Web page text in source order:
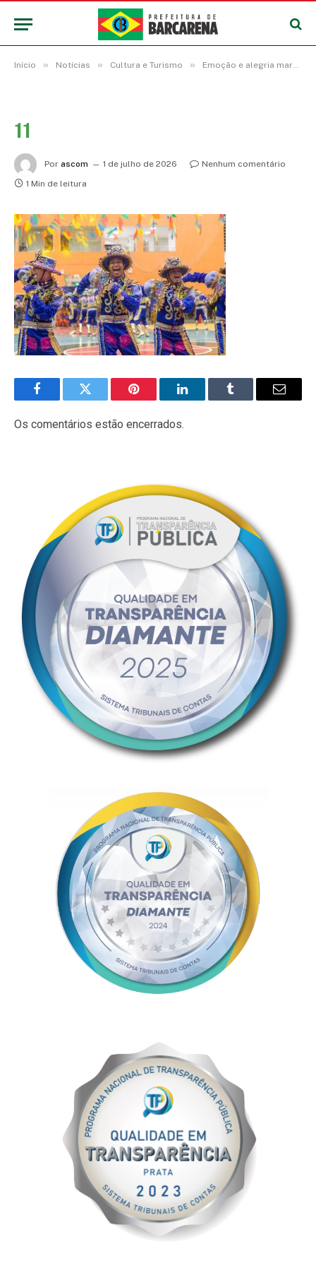
Início » Notícias » Cultura e Turismo » Emoção e alegria marcam o 14º Festival Junino em Barcarena
11
Por ascom 1 de julho de 2026
Nenhum comentário
1 Min de leitura
FacebookTwitter Pinterest LinkedInTumblr
E-
Os comentários estão encerrados.